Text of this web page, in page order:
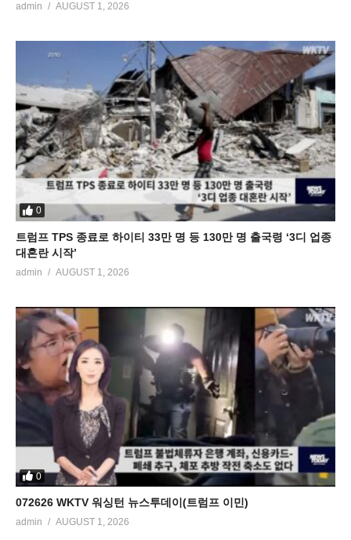
admin AUGUST 1, 2026
0
트럼프 TPS 종료로 하이티 33만 명 등 130만 명 출국령 ‘3디 업종
대혼란 시작’
admin AUGUST 1, 2026
0
072626 WKTV 워싱턴 뉴스투데이(트럼프 이민)
admin AUGUST 1, 2026